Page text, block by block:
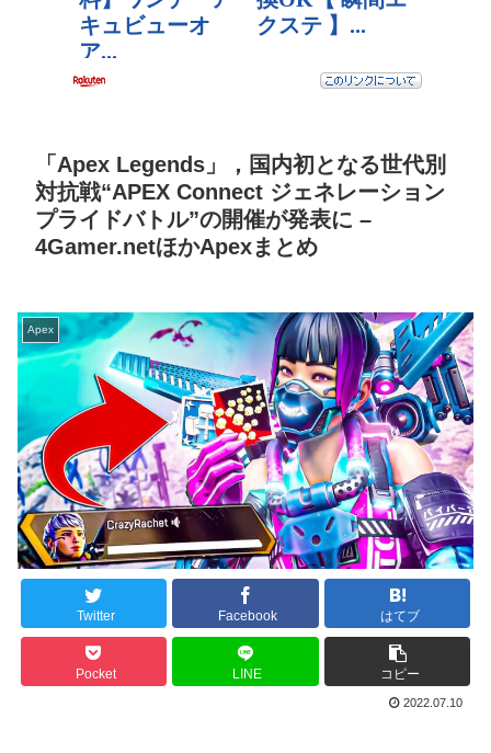
「Apex Legends」，国内初となる世代別
対抗戦“APEX Connect ジェネレーション
プライドバトル”の開催が発表に –
4Gamer.netほかApexまとめ
Apex
Twitter Facebook はてブ
Pocket LINE コピー
2022.07.10